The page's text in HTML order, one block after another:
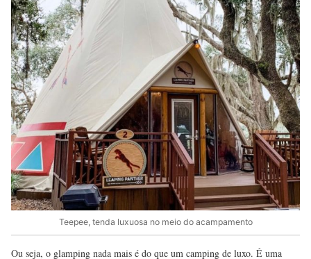
Teepee, tenda luxuosa no meio do acampamento
Ou seja, o glamping nada mais é do que um camping de luxo. É uma